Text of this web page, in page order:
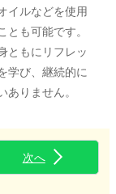
イルなどを使用
も可能です。
ともにリフレッ
学び、継続的に
りません。
次へ